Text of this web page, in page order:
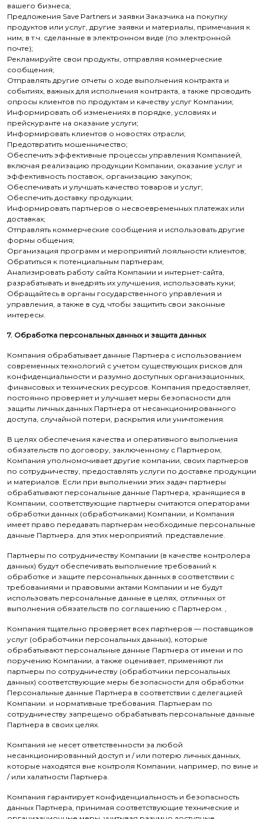
вашего бизнеса;
Предложения Save Partners и заявки Заказчика на покупку
продуктов или услуг, другие заявки и материалы, примечания к
ним, в т.ч. сделанные в электронном виде (по электронной
почте);
Рекламируйте свои продукты, отправляя коммерческие
сообщения;
Отправлять другие отчеты о ходе выполнения контракта и
событиях, важных для исполнения контракта, а также проводить
опросы клиентов по продуктам и качеству услуг Компании;
Информировать об изменениях в порядке, условиях и
прейскуранте на оказание услуги;
Информировать клиентов о новостях отрасли;
Предотвратить мошенничество;
Обеспечить эффективные процессы управления Компанией,
включая реализацию продукции Компании, оказание услуг и
эффективность поставок, организацию закупок;
Обеспечивать и улучшать качество товаров и услуг;
Обеспечить доставку продукции;
Информировать партнеров о несвоевременных платежах или
доставках;
Отправлять коммерческие сообщения и использовать другие
формы общения;
Организация программ и мероприятий лояльности клиентов;
Обратиться к потенциальным партнерам;
Анализировать работу сайта Компании и интернет-сайта,
разрабатывать и внедрять их улучшения, использовать куки;
Обращайтесь в органы государственного управления и
управления, а также в суд, чтобы защитить свои законные
интересы.
7. Обработка персональных данных и защита данных
Компания обрабатывает данные Партнера с использованием
современных технологий с учетом существующих рисков для
конфиденциальности и разумно доступных организационных,
финансовых и технических ресурсов. Компания предоставляет,
постоянно проверяет и улучшает меры безопасности для
защиты личных данных Партнера от несанкционированного
доступа, случайной потери, раскрытия или уничтожения.
В целях обеспечения качества и оперативного выполнения
обязательств по договору, заключенному с Партнером,
Компания уполномочивает другие компании, своих партнеров
по сотрудничеству, предоставлять услуги по доставке продукции
и материалов. Если при выполнении этих задач партнеры
обрабатывают персональные данные Партнера, хранящиеся в
Компании, соответствующие партнеры считаются операторами
обработки данных (обработчиками) Компании, и Компания
имеет право передавать партнерам необходимые персональные
данные Партнера. для этих мероприятий. представление.
Партнеры по сотрудничеству Компании (в качестве контролера
данных) будут обеспечивать выполнение требований к
обработке и защите персональных данных в соответствии с
требованиями и правовыми актами Компании и не будут
использовать персональные данные в целях, отличных от
выполнения обязательств по соглашению с Партнером. ,
Компания тщательно проверяет всех партнеров — поставщиков
услуг (обработчики персональных данных), которые
обрабатывают персональные данные Партнера от имени и по
поручению Компании, а также оценивает, применяют ли
партнеры по сотрудничеству (обработчики персональных
данных) соответствующие меры безопасности для обработки
Персональные данные Партнера в соответствии с делегацией
Компании. и нормативные требования. Партнерам по
сотрудничеству запрещено обрабатывать персональные данные
Партнера в своих целях.
Компания не несет ответственности за любой
несанкционированный доступ и / или потерю личных данных,
которые находятся вне контроля Компании, например, по вине и
/ или халатности Партнера.
Компания гарантирует конфиденциальность и безопасность
данных Партнера, принимая соответствующие технические и